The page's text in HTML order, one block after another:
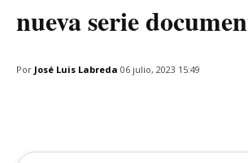
nueva serie
Por José Luis Labreda 06 julio, 2023 15:49